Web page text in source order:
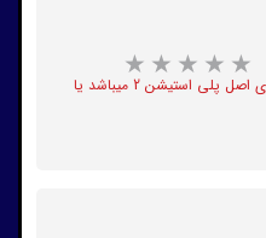
با سلام مموری کارت مورد نظرمموری اصل پلی استیشن 2 میباشد یا